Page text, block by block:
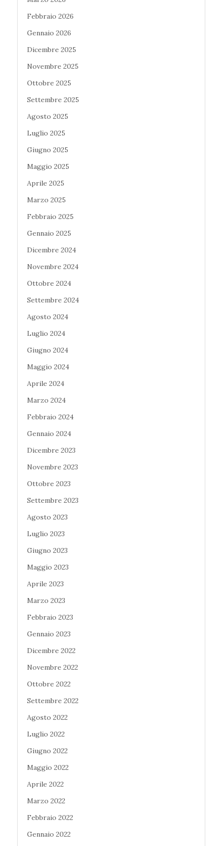
Febbraio 2026
Gennaio 2026
Dicembre 2025
Novembre 2025
Ottobre 2025
Settembre 2025
Agosto 2025
Luglio 2025
Giugno 2025
Maggio 2025
Aprile 2025
Marzo 2025
Febbraio 2025
Gennaio 2025
Dicembre 2024
Novembre 2024
Ottobre 2024
Settembre 2024
Agosto 2024
Luglio 2024
Giugno 2024
Maggio 2024
Aprile 2024
Marzo 2024
Febbraio 2024
Gennaio 2024
Dicembre 2023
Novembre 2023
Ottobre 2023
Settembre 2023
Agosto 2023
Luglio 2023
Giugno 2023
Maggio 2023
Aprile 2023
Marzo 2023
Febbraio 2023
Gennaio 2023
Dicembre 2022
Novembre 2022
Ottobre 2022
Settembre 2022
Agosto 2022
Luglio 2022
Giugno 2022
Maggio 2022
Aprile 2022
Marzo 2022
Febbraio 2022
Gennaio 2022